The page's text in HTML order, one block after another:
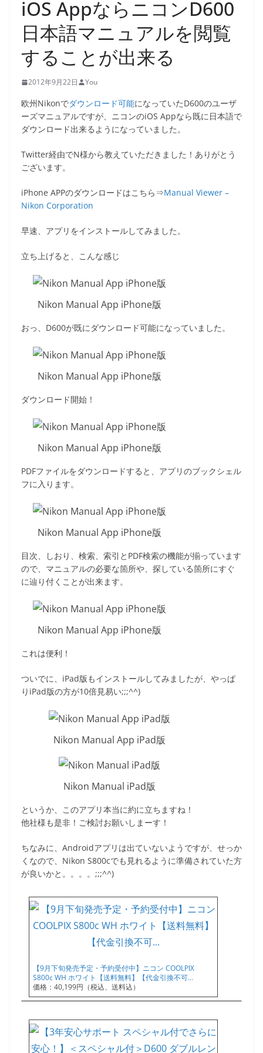
iOS AppならニコンD600
日本語マニュアルを閲覧
することが出来る
2012年9月22日 You
欧州Nikonでダウンロード可能になっていたD600のユーザ
ーズマニュアルですが、ニコンのiOS Appなら既に日本語で
ダウンロード出来るようになっていました。
Twitter経由でN様から教えていただきました！ありがとう
ございます。
iPhone APPのダウンロードはこちら⇒Manual Viewer –
Nikon Corporation
早速、アプリをインストールしてみました。
立ち上げると、こんな感じ
Nikon Manual App iPhone版
おっ、D600が既にダウンロード可能になっていました。
Nikon Manual App iPhone版
ダウンロード開始！
Nikon Manual App iPhone版
PDFファイルをダウンロードすると、アプリのブックシェル
フに入ります。
Nikon Manual App iPhone版
目次、しおり、検索、索引とPDF検索の機能が揃っています
ので、マニュアルの必要な箇所や、探している箇所にすぐ
に辿り付くことが出来ます。
Nikon Manual App iPhone版
これは便利！
ついでに、iPad版もインストールしてみましたが、やっぱ
りiPad版の方が10倍見易い;;;^^)
Nikon Manual App iPad版
Nikon Manual iPad版
というか、このアプリ本当に約に立ちますね！
他社様も是非！ご検討お願いしまーす！
ちなみに、Androidアプリは出ていないようですが、せっか
くなので、Nikon S800cでも見れるように準備されていた方
が良いかと。。。。;;;^^)
【9月下旬発売予定・予約受付中】ニコン COOLPIX
S800c WH ホワイト【送料無料】【代金引換不可…
価格：40,199円（税込、送料込）